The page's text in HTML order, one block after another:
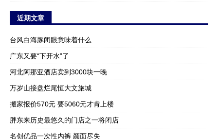
近期文章
台风白海豚闭眼意味着什么
广东又要“下开水”了
河北阿那亚酒店卖到3000块一晚
万岁山接盘烂尾恒大文旅城
搬家报价570元 要5060元才肯上楼
胖东来历史最悠久的门店之一将闭店
名创优品一次性内裤 颜面尽失